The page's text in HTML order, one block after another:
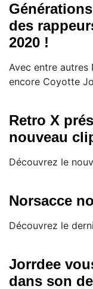
des
2020 !
Avec entre autres
encore Coyotte
Retro X
nouveau
Découvrez le
Norsacce
Découvrez le
Jorrdee
dans son